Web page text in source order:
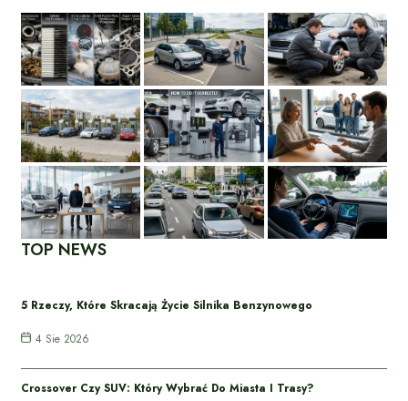
TOP NEWS
5 Rzeczy, Które Skracają Życie Silnika Benzynowego
4 Sie 2026
Crossover Czy SUV: Który Wybrać Do Miasta I Trasy?